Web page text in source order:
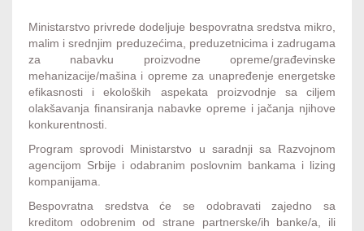
Ministarstvo privrede dodeljuje bespovratna sredstva mikro,
malim i srednjim preduzećima, preduzetnicima i zadrugama
za nabavku proizvodne opreme/građevinske
mehanizacije/mašina i opreme za unapređenje energetske
efikasnosti i ekoloških aspekata proizvodnje sa ciljem
olakšavanja finansiranja nabavke opreme i jačanja njihove
konkurentnosti.
Program sprovodi Ministarstvo u saradnji sa Razvojnom
agencijom Srbije i odabranim poslovnim bankama i lizing
kompanijama.
Bespovratna sredstva će se odobravati zajedno sa
kreditom odobrenim od strane partnerske/ih banke/a, ili